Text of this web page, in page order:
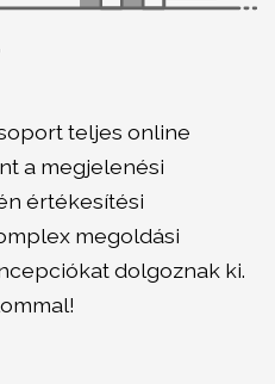
teljes online
a megjelenési
értékesítési
megoldási
dolgoznak ki.